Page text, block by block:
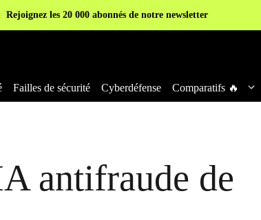
Rejoignez les 20 000 abonnés de notre newsletter
Failles de sécurité Cyberdéfense Comparatifs 🔥
antifraude de